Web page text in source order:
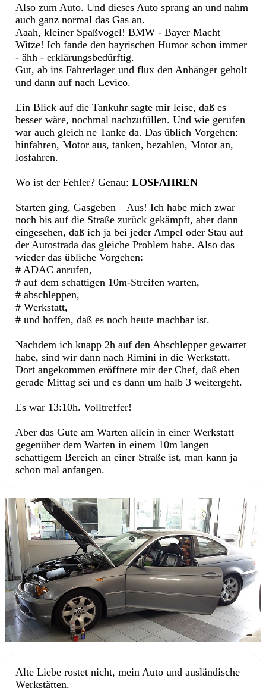
Also zum Auto. Und dieses Auto sprang an und nahm
auch ganz normal das Gas an.
Aaah, kleiner Spaßvogel! BMW - Bayer Macht
Witze! Ich fande den bayrischen Humor schon immer
- ähh - erklärungsbedürftig.
Gut, ab ins Fahrerlager und flux den Anhänger geholt
und dann auf nach Levico.
Ein Blick auf die Tankuhr sagte mir leise, daß es
besser wäre, nochmal nachzufüllen. Und wie gerufen
war auch gleich ne Tanke da. Das üblich Vorgehen:
hinfahren, Motor aus, tanken, bezahlen, Motor an,
losfahren.
Wo ist der Fehler? Genau: LOSFAHREN
Starten ging, Gasgeben – Aus! Ich habe mich zwar
noch bis auf die Straße zurück gekämpft, aber dann
eingesehen, daß ich ja bei jeder Ampel oder Stau auf
der Autostrada das gleiche Problem habe. Also das
wieder das übliche Vorgehen:
# ADAC anrufen,
# auf dem schattigen 10m-Streifen warten,
# abschleppen,
# Werkstatt,
# und hoffen, daß es noch heute machbar ist.
Nachdem ich knapp 2h auf den Abschlepper gewartet
habe, sind wir dann nach Rimini in die Werkstatt.
Dort angekommen eröffnete mir der Chef, daß eben
gerade Mittag sei und es dann um halb 3 weitergeht.
Es war 13:10h. Volltreffer!
Aber das Gute am Warten allein in einer Werkstatt
gegenüber dem Warten in einem 10m langen
schattigem Bereich an einer Straße ist, man kann ja
schon mal anfangen.
Alte Liebe rostet nicht, mein Auto und ausländische
Werkstätten.